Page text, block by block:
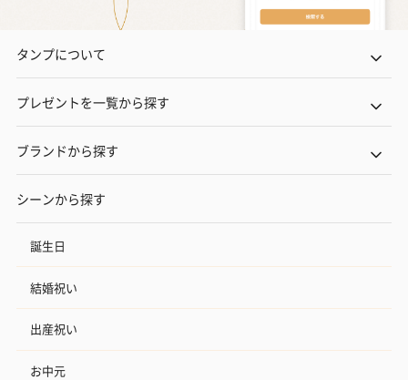
タンプについて
プレゼントを一覧から探す
ブランドから探す
シーンから探す
誕生日
結婚祝い
出産祝い
お中元